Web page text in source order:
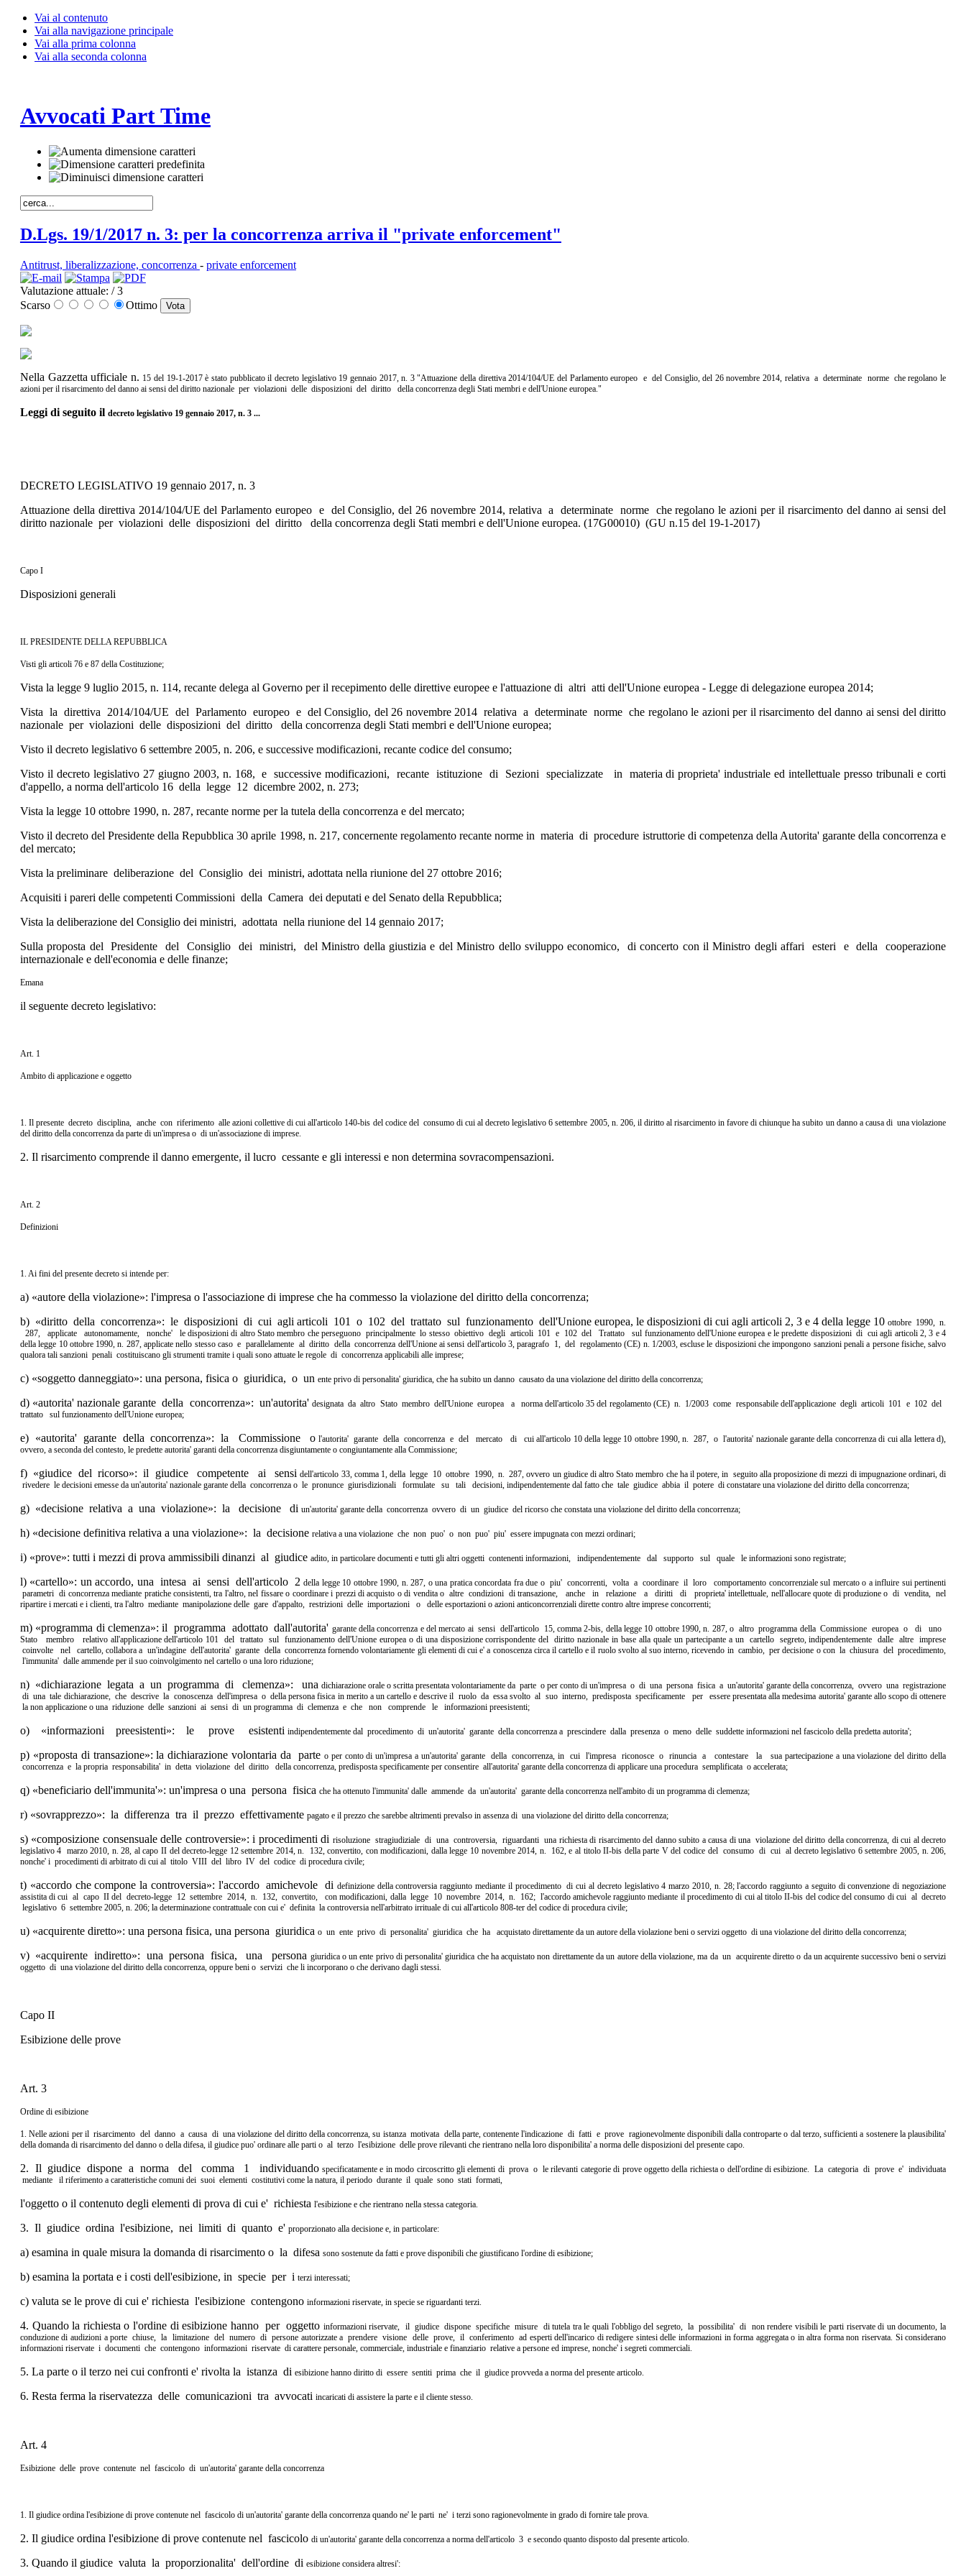
Vai al contenuto
Vai alla navigazione principale
Vai alla prima colonna
Vai alla seconda colonna
Avvocati Part Time
D.Lgs. 19/1/2017 n. 3: per la concorrenza arriva il "private enforcement"
Antitrust, liberalizzazione, concorrenza - private enforcement
Valutazione attuale: / 3
Scarso
Ottimo
Nella Gazzetta ufficiale n. 15 del 19-1-2017 è stato pubblicato il decreto legislativo 19 gennaio 2017, n. 3 "Attuazione della direttiva 2014/104/UE del Parlamento europeo e del Consiglio, del 26 novembre 2014, relativa a determinate norme cheregolano le
azioni per il risarcimento del danno ai sensi del diritto nazionale per violazioni delle disposizioni del diritto della concorrenza degli Stati membri e dell'Unione europea."
Leggi di seguito il decreto legislativo 19 gennaio 2017, n. 3...
DECRETO LEGISLATIVO 19 gennaio 2017, n. 3
Attuazione della direttiva 2014/104/UE del Parlamento europeo e del Consiglio, del 26 novembre 2014, relativa a determinate norme che regolano le azioni per il risarcimento del danno ai sensi del
diritto nazionale per violazioni delle disposizioni del diritto della concorrenza degli Stati membri e dell'Unione europea. (17G00010) (GU n.15 del 19-1-2017)
Capo I
Disposizioni generali
IL PRESIDENTE DELLA REPUBBLICA
Visti gli articoli 76 e 87 della Costituzione;
Vista la legge 9 luglio 2015, n. 114, recante delega al Governo per il recepimento delle direttive europee e l'attuazione di altri atti dell'Unione europea - Legge di delegazione europea 2014;
Vista la direttiva 2014/104/UE del Parlamento europeo e del Consiglio, del 26 novembre 2014 relativa a determinate norme che regolano le azioni per il risarcimento del danno ai sensi del diritto
nazionale per violazioni delle disposizioni del diritto della concorrenza degli Stati membri e dell'Unione europea;
Visto il decreto legislativo 6 settembre 2005, n. 206, e successive modificazioni, recante codice del consumo;
Visto il decreto legislativo 27 giugno 2003, n. 168, e successive modificazioni, recante istituzione di Sezioni specializzate in materia di proprieta' industriale ed intellettuale presso tribunali e corti
d'appello, a norma dell'articolo 16 della legge 12 dicembre 2002, n. 273;
Vista la legge 10 ottobre 1990, n. 287, recante norme per la tutela della concorrenza e del mercato;
Visto il decreto del Presidente della Repubblica 30 aprile 1998, n. 217, concernente regolamento recante norme in materia di procedure istruttorie di competenza della Autorita' garante della concorrenza e
del mercato;
Vista la preliminare deliberazione del Consiglio dei ministri, adottata nella riunione del 27 ottobre 2016;
Acquisiti i pareri delle competenti Commissioni della Camera dei deputati e del Senato della Repubblica;
Vista la deliberazione del Consiglio dei ministri, adottata nella riunione del 14 gennaio 2017;
Sulla proposta del Presidente del Consiglio dei ministri, del Ministro della giustizia e del Ministro dello sviluppo economico, di concerto con il Ministro degli affari esteri e della cooperazione
internazionale e dell'economia e delle finanze;
Emana
il seguente decreto legislativo:
Art. 1
Ambito di applicazione e oggetto
1. Il presente decreto disciplina, anche con riferimento alle azioni collettive di cui all'articolo 140-bis del codice del consumo di cui al decreto legislativo 6 settembre 2005, n. 206, il diritto al risarcimento in favore di chiunque ha subito un danno a causa di una violazione
del diritto della concorrenza da parte di un'impresa o di un'associazione di imprese.
2. Il risarcimento comprende il danno emergente, il lucro cessante e gli interessi e non determina sovracompensazioni.
Art. 2
Definizioni
1. Ai fini del presente decreto si intende per:
a) «autore della violazione»: l'impresa o l'associazione di imprese che ha commesso la violazione del diritto della concorrenza;
b) «diritto della concorrenza»: le disposizioni di cui agli articoli 101 o 102 del trattato sul funzionamento dell'Unione europea, le disposizioni di cui agli articoli 2, 3 e 4 della legge 10ottobre 1990, n.
287, applicate autonomamente, nonche' le disposizioni di altro Stato membro che perseguono principalmente lo stesso obiettivo degli articoli 101 e 102 del Trattato sul funzionamento dell'Unione europea e le predette disposizioni di cuiagli articoli 2, 3 e 4
della legge 10 ottobre 1990, n. 287, applicatenello stesso caso e parallelamente al diritto della concorrenza dell'Unione ai sensi dell'articolo 3, paragrafo 1, del regolamento(CE) n. 1/2003, escluse le disposizioni che impongono sanzioni penalia persone fisiche, salvo
qualora tali sanzioni penali costituiscano gli strumenti tramite i quali sono attuate le regole di concorrenza applicabili alle imprese;
c) «soggetto danneggiato»: una persona, fisica o giuridica, o un ente privo di personalita' giuridica, che ha subito un danno causato da una violazione del diritto della concorrenza;
d) «autorita' nazionale garante della concorrenza»: un'autorita'designata da altro Stato membro dell'Unione europea a normadell'articolo 35 del regolamento (CE) n. 1/2003 come responsabile dell'applicazione degli articoli 101 e 102 del
trattato sul funzionamento dell'Unione europea;
e) «autorita' garante della concorrenza»: la Commissione ol'autorita' garante della concorrenza e del mercato di cuiall'articolo 10 della legge 10 ottobre 1990, n. 287, o l'autorita' nazionale garante della concorrenza di cui alla lettera d),
ovvero, a seconda del contesto, le predette autorita' garanti della concorrenza disgiuntamente o congiuntamente alla Commissione;
f) «giudice del ricorso»: il giudice competente ai sensidell'articolo 33, comma 1, della legge 10 ottobre 1990, n. 287,ovvero un giudice di altro Stato membro che ha il potere, in seguito alla proposizione di mezzi di impugnazione ordinari, di
rivedere le decisioni emesse da un'autorita' nazionale garante della concorrenza o le pronunce giurisdizionali formulate su tali decisioni, indipendentemente dal fatto che tale giudice abbia il potere di constatare una violazione del diritto della concorrenza;
g) «decisione relativa a una violazione»: la decisione di un'autorita' garante della concorrenza ovvero di un giudice del ricorso che constata una violazione del diritto della concorrenza;
h) «decisione definitiva relativa a una violazione»: la decisione relativa a una violazione che non puo' o non puo' piu' essere impugnata con mezzi ordinari;
i) «prove»: tutti i mezzi di prova ammissibili dinanzi al giudice adito, in particolare documenti e tutti gli altri oggetti contenenti informazioni, indipendentemente dal supporto sul quale le informazioni sono registrate;
l) «cartello»: un accordo, una intesa ai sensi dell'articolo 2della legge 10 ottobre 1990, n. 287, o una pratica concordata fra due o piu' concorrenti, volta a coordinare il loro comportamento concorrenziale sul mercato o a influire sui pertinenti
parametri di concorrenza mediante pratiche consistenti, tra l'altro, nel fissare o coordinare i prezzi di acquisto o di vendita o altre condizioni ditransazione, anche in relazione a diritti di proprieta'intellettuale, nell'allocare quote di produzione o di vendita, nel
ripartire i mercati e i clienti, tra l'altro mediante manipolazione delle gare d'appalto, restrizioni delle importazioni o delle esportazioni o azioni anticoncorrenziali dirette contro altre imprese concorrenti;
m) «programma di clemenza»: il programma adottato dall'autorita' garante della concorrenza e del mercato ai sensi dell'articolo 15, comma 2-bis, della legge 10 ottobre 1990, n. 287, o altro programma della Commissione europea o di uno
Stato membro relativo all'applicazione dell'articolo 101 del trattato sul funzionamento dell'Unione europea o di una disposizione corrispondente del dirittonazionale in base alla quale un partecipante a un cartello segreto,indipendentemente dalle altre imprese
coinvolte nel cartello,collabora a un'indagine dell'autorita' garante della concorrenzafornendo volontariamente gli elementi di cui e' a conoscenza circa ilcartello e il ruolo svolto al suo interno, ricevendo in cambio, perdecisione o con la chiusura del procedimento,
l'immunita' dalle ammende per il suo coinvolgimento nel cartello o una loro riduzione;
n) «dichiarazione legata a un programma di clemenza»: una dichiarazione orale o scritta presentata volontariamente da parte oper conto di un'impresa o di una persona fisica a un'autorita'garante della concorrenza, ovvero una registrazione
di una tale dichiarazione, che descrive la conoscenza dell'impresa o dellapersona fisica in merito a un cartello e descrive il ruolo da essasvolto al suo interno, predisposta specificamente per esserepresentata alla medesima autorita' garante allo scopo di ottenere
la non applicazione o una riduzione delle sanzioni ai sensi di un programma di clemenza e che non comprende le informazioni preesistenti;
o) «informazioni preesistenti»: le prove esistenti indipendentemente dal procedimento di un'autorita' garante della concorrenza a prescindere dalla presenza o meno delle suddette informazioni nel fascicolo della predetta autorita';
p) «proposta di transazione»: la dichiarazione volontaria da parte o per conto di un'impresa a un'autorita' garante della concorrenza,in cui l'impresa riconosce o rinuncia a contestare la sua partecipazione a una violazione del diritto della
concorrenza e la propria responsabilita' in detta violazione del diritto della concorrenza, predisposta specificamente per consentire all'autorita' garante della concorrenza di applicare una procedura semplificata o accelerata;
q) «beneficiario dell'immunita'»: un'impresa o una persona fisica che ha ottenuto l'immunita' dalle ammende da un'autorita' garante della concorrenza nell'ambito di un programma di clemenza;
r) «sovrapprezzo»: la differenza tra il prezzo effettivamente pagato e il prezzo che sarebbe altrimenti prevalso in assenza di una violazione del diritto della concorrenza;
s) «composizione consensuale delle controversie»: i procedimenti di risoluzione stragiudiziale di una controversia, riguardanti una richiesta di risarcimento del danno subito a causa di una violazione del diritto della concorrenza, di cui al decreto
legislativo 4 marzo2010, n. 28, al capo II del decreto-legge 12 settembre 2014, n. 132,convertito, con modificazioni, dalla legge 10 novembre 2014, n. 162,e al titolo II-bis della parte V del codice del consumo di cui al decreto legislativo 6 settembre 2005, n. 206,
nonche' i procedimenti di arbitrato di cui al titolo VIII del libro IV del codice di procedura civile;
t) «accordo che compone la controversia»: l'accordo amichevole di definizione della controversia raggiunto mediante il procedimento dicui al decreto legislativo 4 marzo 2010, n. 28; l'accordo raggiunto a seguito di convenzione di negoziazione
assistita di cui al capo IIdel decreto-legge 12 settembre 2014, n. 132, convertito, conmodificazioni, dalla legge 10 novembre 2014, n. 162; l'accordo amichevole raggiunto mediante il procedimento di cui al titolo II-bis del codice del consumo di cui al decreto
legislativo 6 settembre 2005, n. 206; la determinazione contrattuale con cui e' definita la controversia nell'arbitrato irrituale di cui all'articolo 808-ter del codice di procedura civile;
u) «acquirente diretto»: una persona fisica, una persona giuridica o un ente privo di personalita' giuridica che ha acquistato direttamente da un autore della violazione beni o servizi oggetto di una violazione del diritto della concorrenza;
v) «acquirente indiretto»: una persona fisica, una persona giuridica o un ente privo di personalita' giuridica che ha acquistatonon direttamente da un autore della violazione, ma da un acquirente diretto o da un acquirente successivo beni o servizi
oggetto di una violazione del diritto della concorrenza, oppure beni o servizi che li incorporano o che derivano dagli stessi.
Capo II
Esibizione delle prove
Art. 3
Ordine di esibizione
1. Nelle azioni per il risarcimento del danno a causa di unaviolazione del diritto della concorrenza, su istanza motivata della parte, contenente l'indicazione di fatti e prove ragionevolmente disponibili dalla controparte o dal terzo, sufficienti a sostenere laplausibilita'
della domanda di risarcimento del danno o della difesa, il giudice puo' ordinare alle parti o al terzo l'esibizione delle prove rilevanti che rientrano nella loro disponibilita' a norma delle disposizioni del presente capo.
2. Il giudice dispone a norma del comma 1 individuando specificatamente e in modo circoscritto gli elementi di prova o lerilevanti categorie di prove oggetto della richiesta o dell'ordine diesibizione. La categoria di prove e' individuata
mediante il riferimento a caratteristiche comuni dei suoi elementi costitutivi come la natura, il periodo durante il quale sono stati formati,
l'oggetto o il contenuto degli elementi di prova di cui e' richiesta l'esibizione e che rientrano nella stessa categoria.
3. Il giudice ordina l'esibizione, nei limiti di quanto e' proporzionato alla decisione e, in particolare:
a) esamina in quale misura la domanda di risarcimento o la difesa sono sostenute da fatti e prove disponibili che giustificano l'ordine di esibizione;
b) esamina la portata e i costi dell'esibizione, in specie per i terzi interessati;
c) valuta se le prove di cui e' richiesta l'esibizione contengono informazioni riservate, in specie se riguardanti terzi.
4. Quando la richiesta o l'ordine di esibizione hanno per oggetto informazioni riservate, il giudice dispone specifiche misure ditutela tra le quali l'obbligo del segreto, la possibilita' di nonrendere visibili le parti riservate di un documento, la
conduzione diaudizioni a porte chiuse, la limitazione del numero di persone autorizzate a prendere visione delle prove, il conferimento ad esperti dell'incarico di redigere sintesi delle informazioni in forma aggregata o in altra forma non riservata. Si considerano
informazioni riservate i documenti che contengono informazioni riservate di carattere personale, commerciale, industriale e finanziario relative a persone ed imprese, nonche' i segreti commerciali.
5. La parte o il terzo nei cui confronti e' rivolta la istanza di esibizione hanno diritto di essere sentiti prima che il giudice provveda a norma del presente articolo.
6. Resta ferma la riservatezza delle comunicazioni tra avvocati incaricati di assistere la parte e il cliente stesso.
Art. 4
Esibizione delle prove contenute nel fascicolo di un'autorita' garante della concorrenza
1. Il giudice ordina l'esibizione di prove contenute nel fascicolo di un'autorita' garante della concorrenza quando ne' le parti ne' i terzi sono ragionevolmente in grado di fornire tale prova.
2. Il giudice ordina l'esibizione di prove contenute nel fascicolo di un'autorita' garante della concorrenza a norma dell'articolo 3 e secondo quanto disposto dal presente articolo.
3. Quando il giudice valuta la proporzionalita' dell'ordine di esibizione considera altresi':